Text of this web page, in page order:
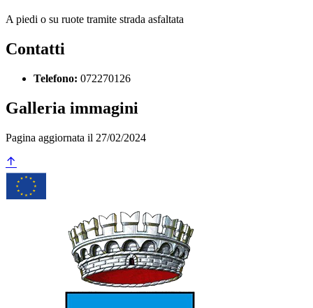
A piedi o su ruote tramite strada asfaltata
Contatti
Telefono: 072270126
Galleria immagini
Pagina aggiornata il 27/02/2024